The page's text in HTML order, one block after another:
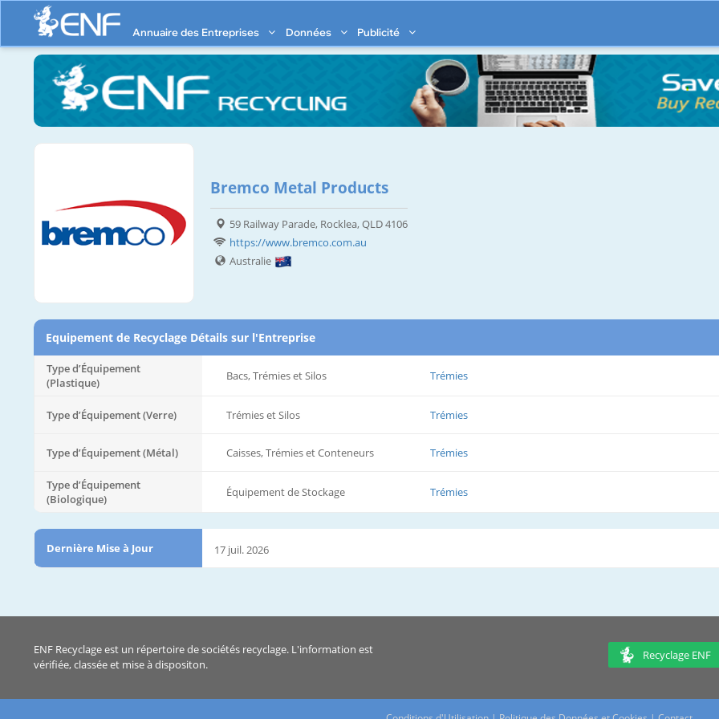
Annuaire des Entreprises Données Publicité
Bremco Metal Products
59 Railway Parade, Rocklea, QLD 4106
https://www.bremco.com.au
Australie
Equipement de Recyclage Détails sur l'Entreprise
Type d’Équipement
(Plastique)
Bacs, Trémies et Silos Trémies
Type d’Équipement (Verre) Trémies et Silos Trémies
Type d’Équipement (Métal) Caisses, Trémies et Conteneurs Trémies
Type d’Équipement
(Biologique)
Équipement de Stockage Trémies
Dernière Mise à Jour 17 juil. 2026
ENF Recyclage est un répertoire de sociétés recyclage. L'information est
vérifiée, classée et mise à dispositon.
Recyclage ENF